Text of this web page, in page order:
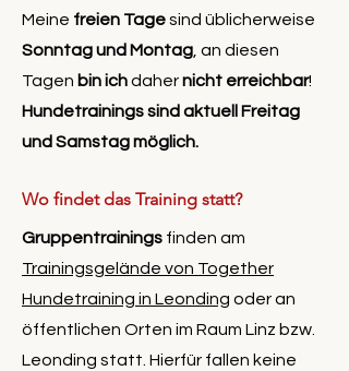
Meine freien Tagesind üblicherweise
Sonntag und Montag, an diesen
Tagen bin ichdahernicht erreichbar!
Hundetrainings sind aktuell Freitag
und Samstag möglich.
Wo findet das Training statt?
Gruppentrainings finden am
Trainingsgelände von Together
Hundetraining in Leonding oder an
öffentlichen Orten im Raum Linz bzw.
Leonding statt. Hierfür fallen keine